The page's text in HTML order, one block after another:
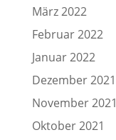
März 2022
Februar 2022
Januar 2022
Dezember 2021
November 2021
Oktober 2021